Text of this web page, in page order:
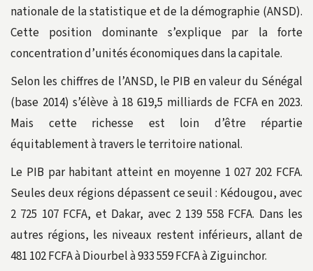
nationale de la statistique et de la démographie (ANSD).
Cette position dominante s’explique par la forte
concentration d’unités économiques dans la capitale.
Selon les chiffres de l’ANSD, le PIB en valeur du Sénégal
(base 2014) s’élève à 18 619,5 milliards de FCFA en 2023.
Mais cette richesse est loin d’être répartie
équitablement à travers le territoire national.
Le PIB par habitant atteint en moyenne 1 027 202 FCFA.
Seules deux régions dépassent ce seuil : Kédougou, avec
2 725 107 FCFA, et Dakar, avec 2 139 558 FCFA. Dans les
autres régions, les niveaux restent inférieurs, allant de
481 102 FCFA à Diourbel à 933 559 FCFA à Ziguinchor.